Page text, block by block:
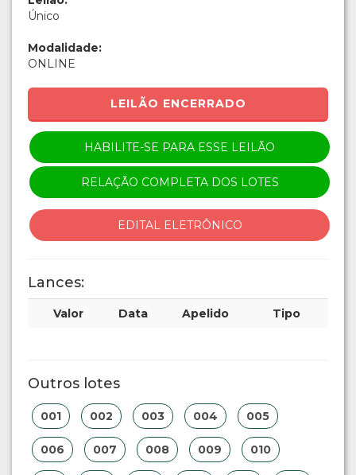
Único
Modalidade:
ONLINE
LEILÃO ENCERRADO
HABILITE-SE PARA ESSE LEILÃO
RELAÇÃO COMPLETA DOS LOTES
EDITAL ELETRÔNICO
Lances:
Valor Data Apelido Tipo
Outros lotes
001 002 003 004 005
006 007 008 009 010